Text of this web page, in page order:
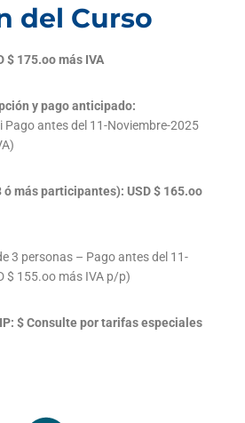
del Curso
$ 175.oo más IVA
y pago anticipado:
Pago antes del 11-Noviembre-2025
más participantes): USD $ 165.oo
3 personas – Pago antes del 11-
$ 155.oo más IVA p/p)
$ Consulte por tarifas especiales